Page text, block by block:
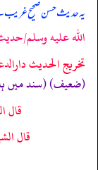
یہ حدیث حسن صحیح
الله عليه وسلم/حدیث:
تخریج الحدیث
(ضعیف) (سند میں
قال
قال